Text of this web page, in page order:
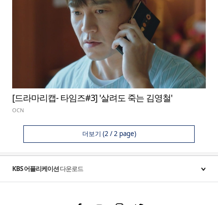
[드라마리캡- 타임즈#3] '살려도 죽는 김영철'
OCN
더보기 (2 / 2 page)
KBS 어플리케이션다운로드
FacebookYoutubeInstgram